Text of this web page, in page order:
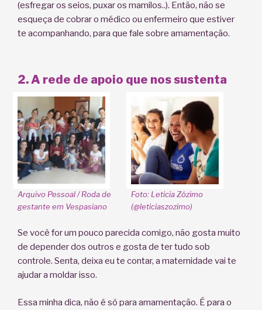
(esfregar os seios, puxar os mamilos..). Então, não se
esqueça de cobrar o médico ou enfermeiro que estiver
te acompanhando, para que fale sobre amamentação.
2. A rede de apoio que nos sustenta
Arquivo Pessoal / Roda de
gestante em Vespasiano
Foto: Leticia Zózimo
(@leticiaszozimo)
Se você for um pouco parecida comigo, não gosta muito
de depender dos outros e gosta de ter tudo sob
controle. Senta, deixa eu te contar, a maternidade vai te
ajudar a moldar isso.
Essa minha dica, não é só para amamentação. É para o